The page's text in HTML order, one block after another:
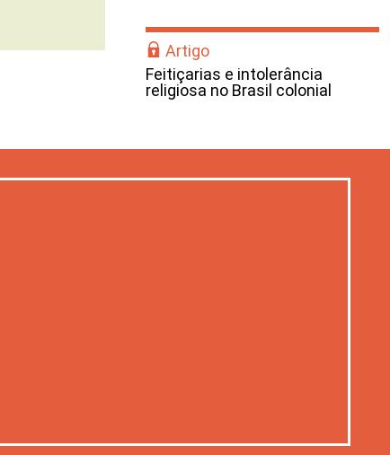
Artigo
Feitiçarias e intolerância
religiosa no Brasil colonial